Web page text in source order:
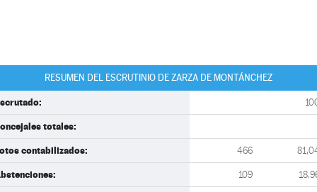
RESUMEN DEL ESCRUTINIO DE ZARZA DE MONTÁNCHEZ
totales:
contabilizados: 466
109